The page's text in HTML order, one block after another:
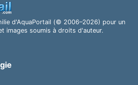
d'AquaPortail (© 2006–2026) pour un
images soumis à droits d'auteur.